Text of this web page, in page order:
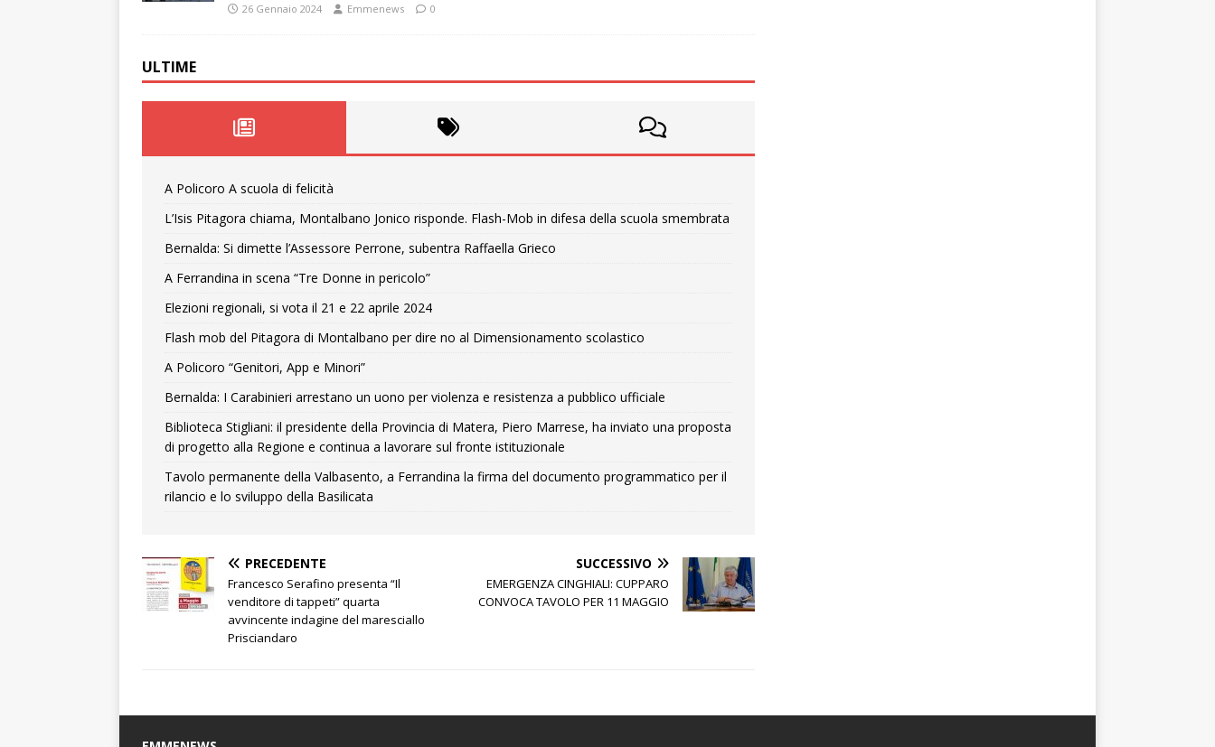
26 Gennaio 2024 Emmenews 0
ULTIME
A Policoro A scuola di felicità
L’Isis Pitagora chiama, Montalbano Jonico risponde. Flash-Mob in difesa della scuola smembrata
Bernalda: Si dimette l’Assessore Perrone, subentra Raffaella Grieco
A Ferrandina in scena “Tre Donne in pericolo”
Elezioni regionali, si vota il 21 e 22 aprile 2024
Flash mob del Pitagora di Montalbano per dire no al Dimensionamento scolastico
A Policoro “Genitori, App e Minori”
Bernalda: I Carabinieri arrestano un uono per violenza e resistenza a pubblico ufficiale
Biblioteca Stigliani: il presidente della Provincia di Matera, Piero Marrese, ha inviato una proposta
di progetto alla Regione e continua a lavorare sul fronte istituzionale
Tavolo permanente della Valbasento, a Ferrandina la firma del documento programmatico per il
rilancio e lo sviluppo della Basilicata
PRECEDENTE
Francesco Serafino presenta “Il
venditore di tappeti” quarta
avvincente indagine del maresciallo
Prisciandaro
SUCCESSIVO
EMERGENZA CINGHIALI: CUPPARO
CONVOCA TAVOLO PER 11 MAGGIO